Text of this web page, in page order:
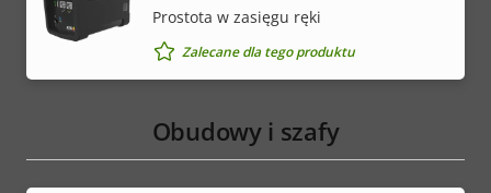
Prostota w zasięgu ręki
Zalecane dla tego produktu
Obudowy i szafy